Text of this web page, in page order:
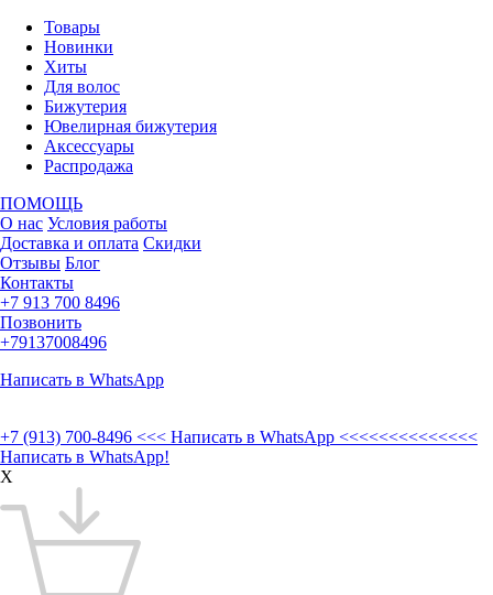
Товары
Новинки
Хиты
Для волос
Бижутерия
Ювелирная бижутерия
Аксессуары
Распродажа
ПОМОЩЬ
О нас Условия работы
Доставка и оплата Скидки
Отзывы Блог
Контакты
+7 913 700 8496
Позвонить
+79137008496
Написать в WhatsApp
+7 (913) 700-8496 <<< Написать в WhatsApp <<<<<<<<<<<<<<
Написать в WhatsApp!
X